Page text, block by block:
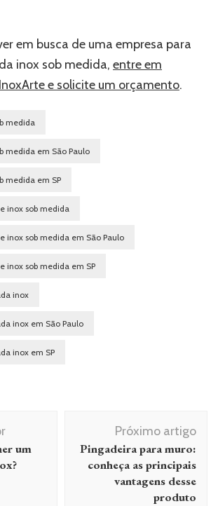
em busca de uma empresa para
inox sob medida, entre em
e solicite um orçamento.
medida
medida em São Paulo
medida em SP
inox sob medida
inox sob medida em São Paulo
inox sob medida em SP
inox
inox em São Paulo
inox em SP
um
Próximo artigo
Pingadeira para muro:
conheça as principais
vantagens desse
produto